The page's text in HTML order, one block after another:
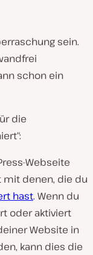
sein.
schon ein
die
Webseite
mit denen, die du
hast. Wenn du
oder aktiviert
Website in
kann dies die